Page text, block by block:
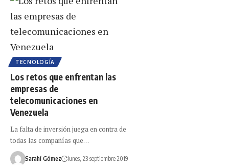
TECNOLOGÍA
Los retos que enfrentan las
empresas de
telecomunicaciones en
Venezuela
La falta de inversión juega en contra de
todas las compañías que…
Sarahí Gómez lunes, 23 septiembre 2019